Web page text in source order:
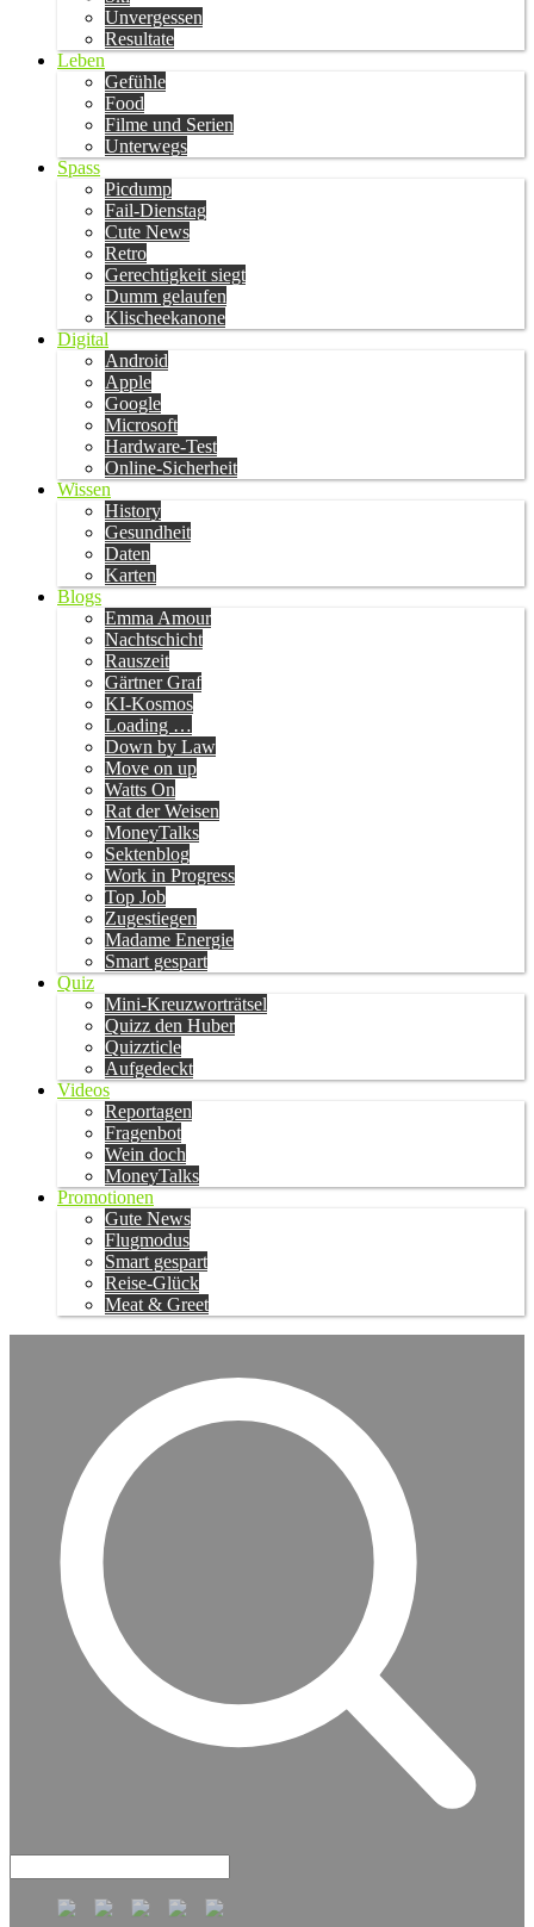
Unvergessen
Resultate
Leben
Gefühle
Food
Filme und Serien
Unterwegs
Spass
Picdump
Fail-Dienstag
Cute News
Retro
Gerechtigkeit siegt
Dumm gelaufen
Klischeekanone
Digital
Android
Apple
Google
Microsoft
Hardware-Test
Online-Sicherheit
Wissen
History
Gesundheit
Daten
Karten
Blogs
Emma Amour
Nachtschicht
Rauszeit
Gärtner Graf
KI-Kosmos
Loading …
Down by Law
Move on up
Watts On
Rat der Weisen
MoneyTalks
Sektenblog
Work in Progress
Top Job
Zugestiegen
Madame Energie
Smart gespart
Quiz
Mini-Kreuzworträtsel
Quizz den Huber
Quizzticle
Aufgedeckt
Videos
Reportagen
Fragenbot
Wein doch
MoneyTalks
Promotionen
Gute News
Flugmodus
Smart gespart
Reise-Glück
Meat & Greet